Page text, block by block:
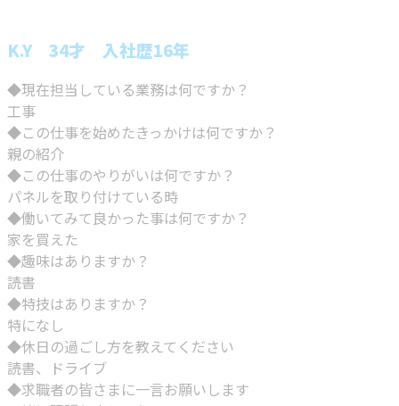
K.Y 34才 入社歴16年
◆現在担当している業務は何ですか？
工事
◆この仕事を始めたきっかけは何ですか？
親の紹介
◆この仕事のやりがいは何ですか？
パネルを取り付けている時
◆働いてみて良かった事は何ですか？
家を買えた
◆趣味はありますか？
読書
◆特技はありますか？
特になし
◆休日の過ごし方を教えてください
読書、ドライブ
◆求職者の皆さまに一言お願いします